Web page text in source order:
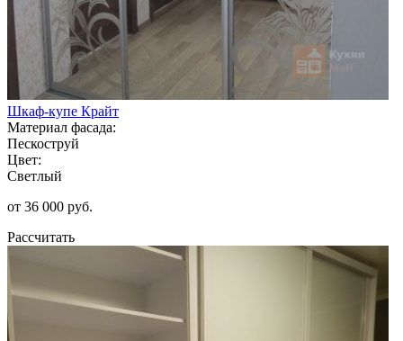
Шкаф-купе Крайт
Материал фасада:
Пескоструй
Цвет:
Светлый
от 36 000 руб.
Рассчитать